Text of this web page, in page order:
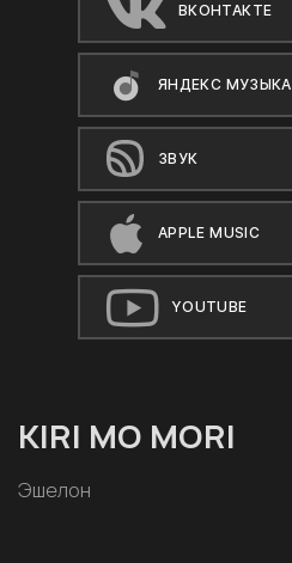
ВКОНТАКТЕ
ЯНДЕКС МУЗЫКА
ЗВУК
APPLE MUSIC
YOUTUBE
KIRI MO MORI
Эшелон